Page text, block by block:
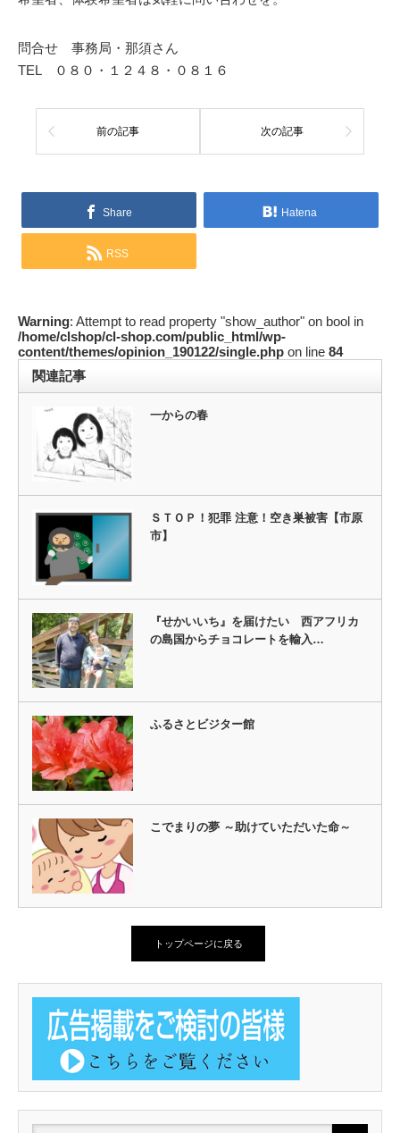
問合せ 事務局・那須さん
TEL ０８０・１２４８・０８１６
前の記事 次の記事
Share Hatena
RSS
Warning: Attempt to read property "show_author" on bool in
/home/clshop/cl-shop.com/public_html/wp-
content/themes/opinion_190122/single.php on line 84
関連記事
一からの春
ＳＴＯＰ！犯罪 注意！空き巣被害【市原
市】
『せかいいち』を届けたい 西アフリカ
の島国からチョコレートを輸入…
ふるさとビジター館
こでまりの夢 ～助けていただいた命～
トップページに戻る